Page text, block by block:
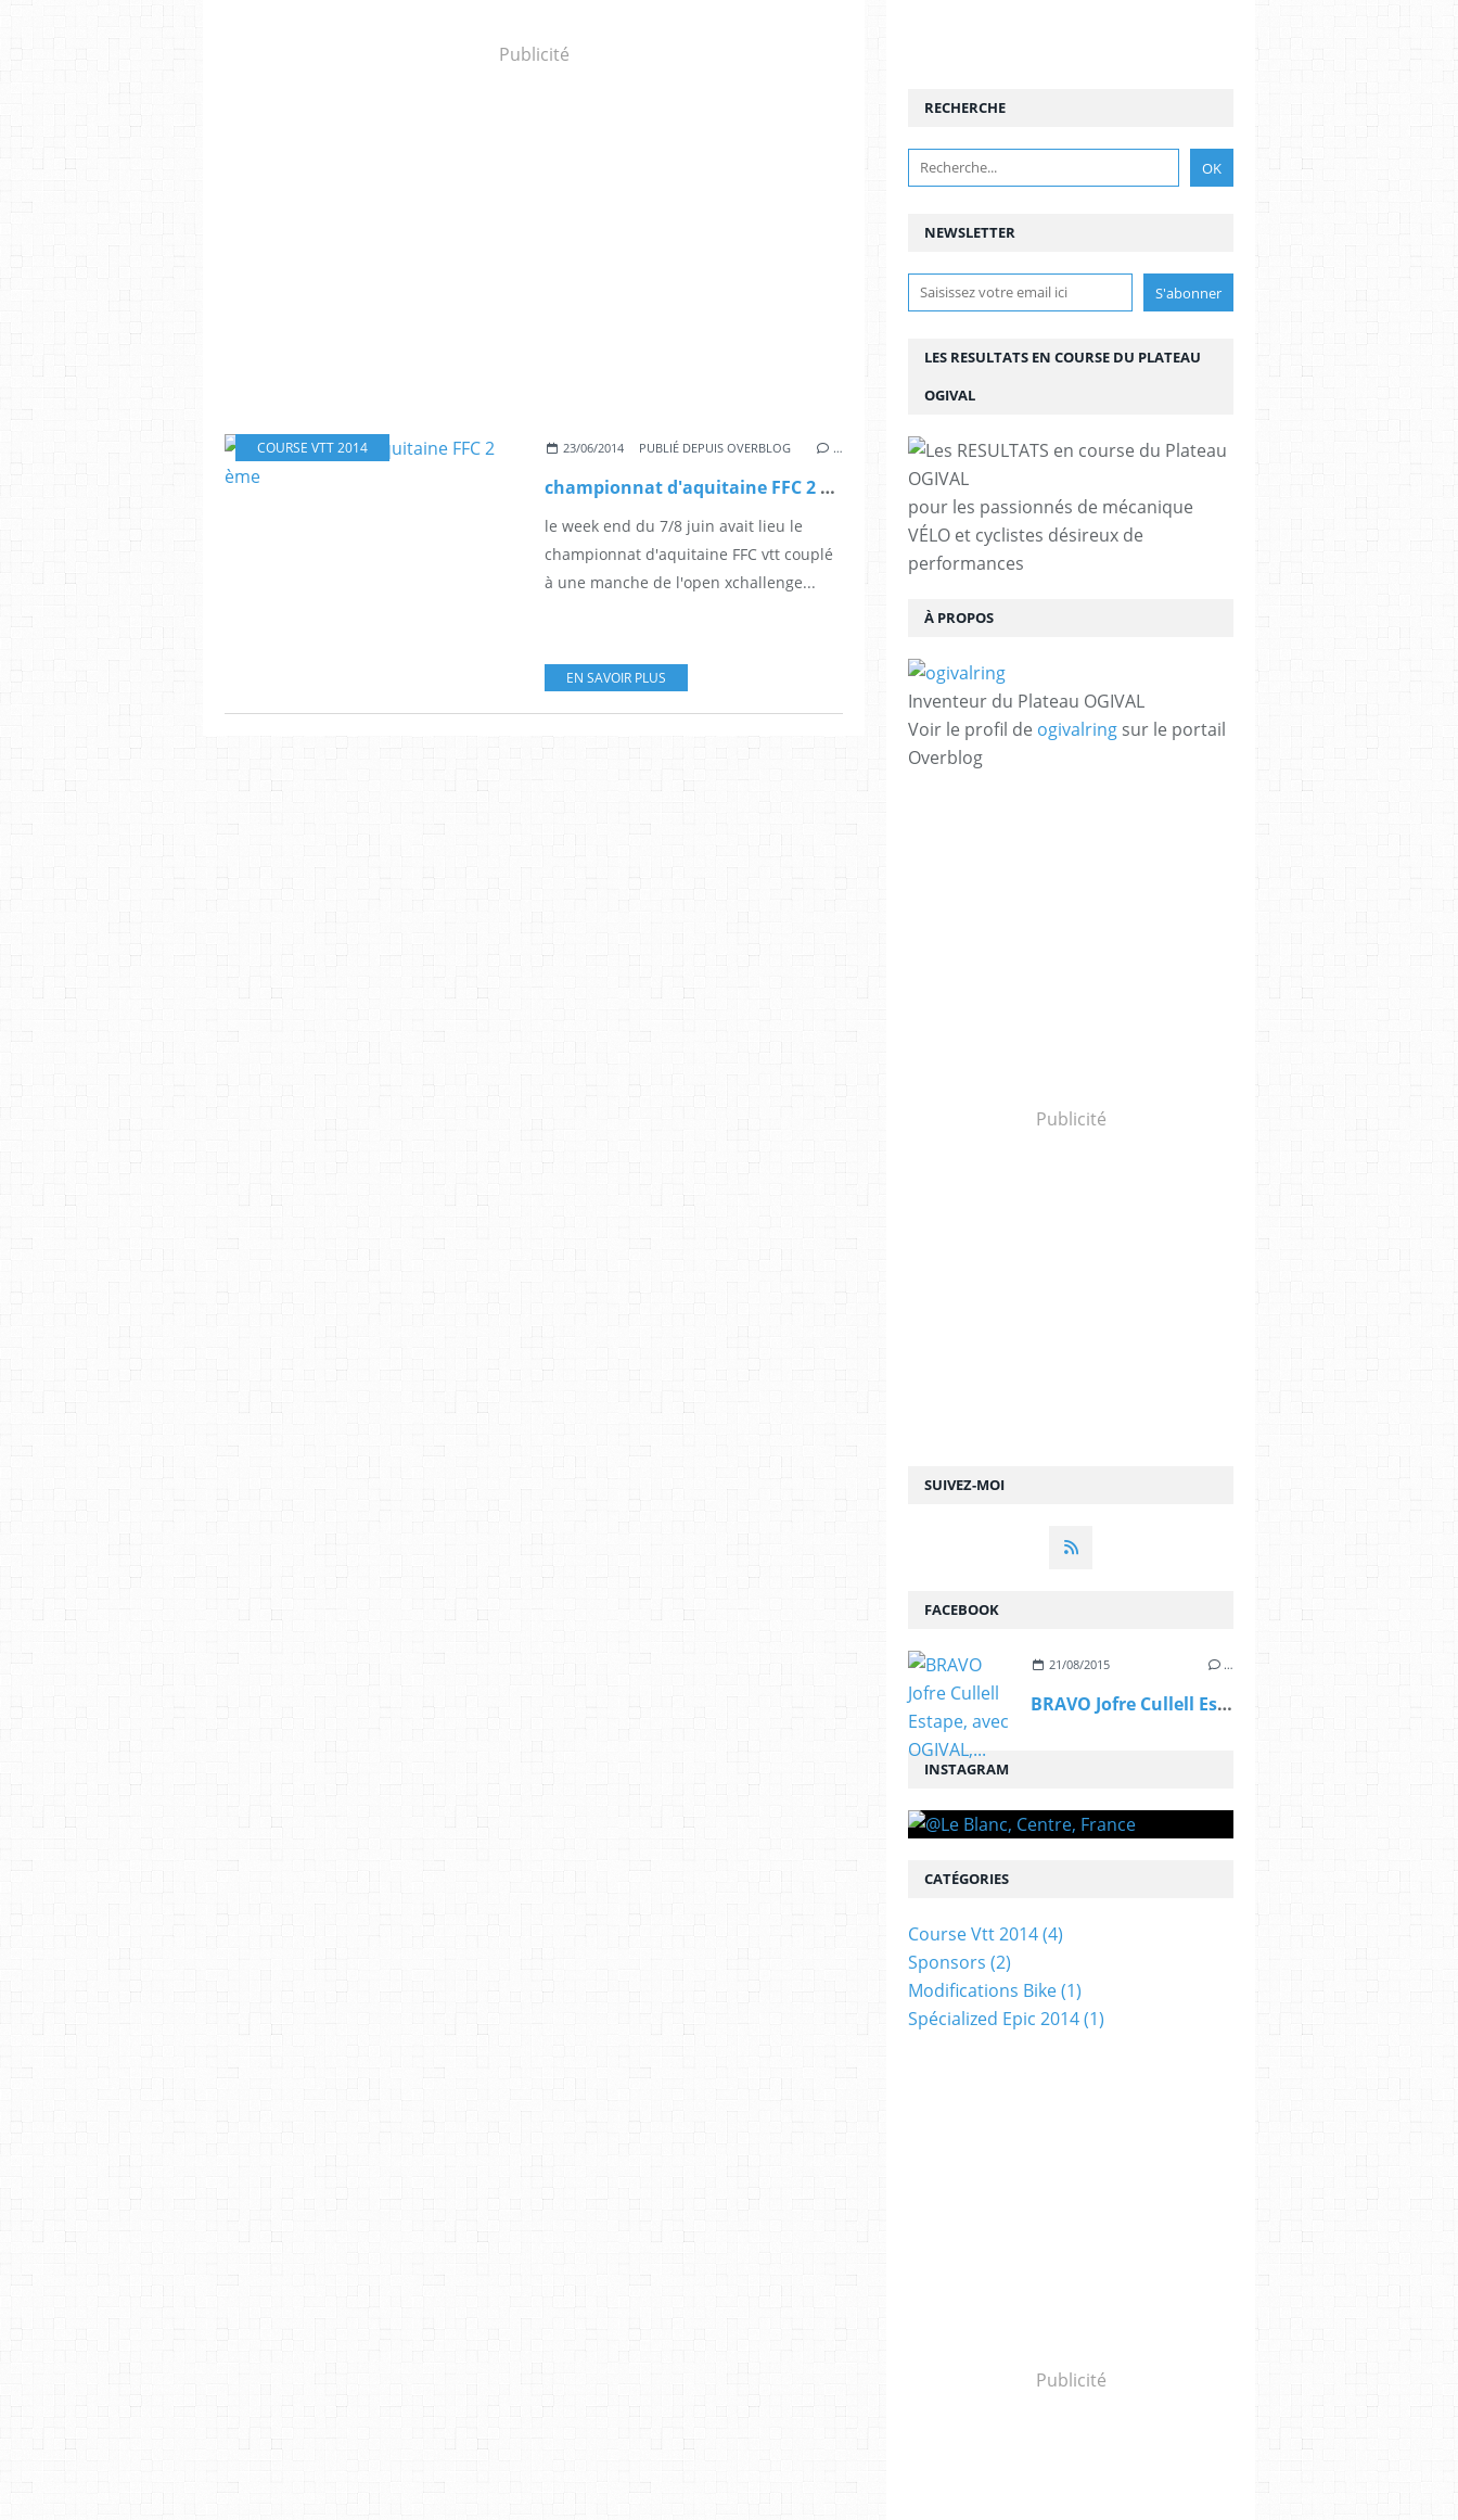
Publicité
COURSE VTT 2014 23/06/2014 PUBLIÉ DEPUIS OVERBLOG …
championnat d'aquitaine FFC 2 ème
le week end du 7/8 juin avait lieu le
championnat d'aquitaine FFC vtt couplé
à une manche de l'open xchallenge...
EN SAVOIR PLUS
NEWSLETTER
SUIVEZ-MOI
RECHERCHE
LES RESULTATS EN COURSE DU PLATEAU
OGIVAL
pour les passionnés de mécanique
VÉLO et cyclistes désireux de
performances
À PROPOS
Inventeur du Plateau OGIVAL
Voir le profil de ogivalring sur le portail
Overblog
Publicité
FACEBOOK
21/08/2015 …
BRAVO Jofre Cullell Estape, avec OGIVAL,...
INSTAGRAM
CATÉGORIES
Course Vtt 2014(4)
Sponsors (2)
Modifications Bike(1)
Spécialized Epic 2014(1)
Publicité